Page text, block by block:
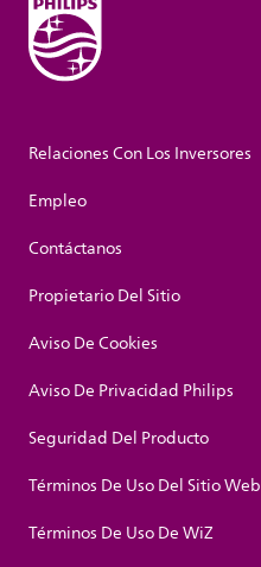
Relaciones Con Los Inversores
Empleo
Contáctanos
Propietario Del Sitio
Aviso De Cookies
Aviso De Privacidad Philips
Seguridad Del Producto
Términos De Uso Del Sitio Web
Términos De Uso De WiZ